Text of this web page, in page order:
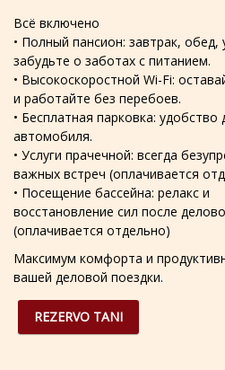
Всё включено
• Полный пансион: завтрак,
забудьте о заботах с питанием.
• Высокоскоростной Wi-Fi:
и работайте без перебоев.
• Бесплатная парковка: удобство
автомобиля.
• Услуги прачечной: всегда
важных встреч (оплачивается
• Посещение бассейна: релакс и
восстановление сил после
(оплачивается отдельно)
Максимум комфорта и
вашей деловой поездки.
REZERVO TANI